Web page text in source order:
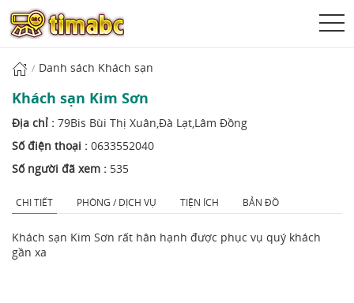
Danh sách Khách sạn
Khách sạn Kim Sơn
Địa chỉ : 79Bis Bùi Thị Xuân,Đà Lạt,Lâm Đồng
Số điện thoại : 0633552040
Số người đã xem : 535
CHI TIẾT PHÒNG / DỊCH VỤ TIỆN ÍCH BẢN ĐỒ
Khách sạn Kim Sơn rất hân hạnh được phục vụ quý khách
gần xa